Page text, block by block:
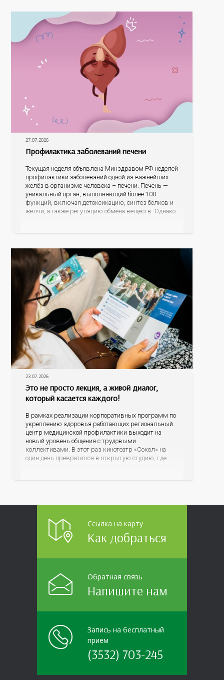
27.07.2026
Профилактика заболеваний печени
Текущая неделя объявлена Минздравом РФ неделей
профилактики заболеваний одной из важнейших
желёз в организме человека – печени. Печень —
уникальный орган, выполняющий более 100
функций, включая детоксикацию, синтез белков и
желчи, а также регуляцию обмена веществ. Однако
23.07.2026
Это не просто лекция, а живой диалог,
который касается каждого!
В рамках реализации корпоративных программ по
укреплению здоровья работающих региональный
центр медицинской профилактики выходит на
новый уровень общения с трудовыми
коллективами. В этот раз кинотеатр «Сокол» на
один день превратился в открытую студию, где
Ссылка на карту
Как добраться
Обратная связь
Напишите нам
Запись на бесплатный
прием
(3532) 703-245